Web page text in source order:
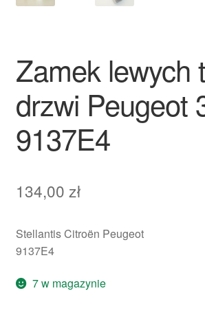
Zamówienia
Zasady i warunki
Zamek lewych
drzwi Peugeot
9137E4
134,00 zł
Stellantis Citroën Peugeot
9137E4
7 w magazynie